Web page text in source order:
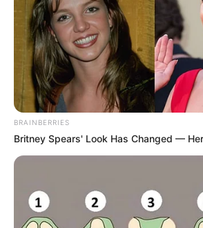
BRAINBERRIES
Britney Spears' Look Has Changed —